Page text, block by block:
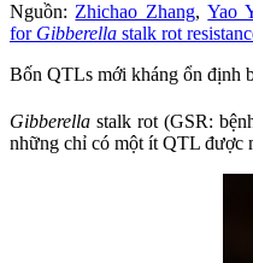
Nguồn:Zhichao Zhang,Yao
for Gibberella stalk rot
Bốn QTLs mới kháng ổn định
Gibberella stalk rot (GSR:
những chỉ có một ít QTL được